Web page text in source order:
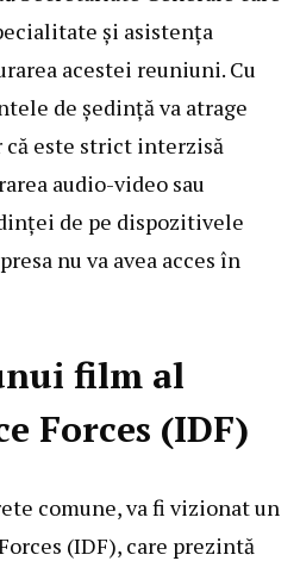
și asistența
acestei reuniuni. Cu
de ședință va atrage
este strict interzisă
audio-video sau
de pe dispozitivele
nu va avea acces în
film al
Forces (IDF)
comune, va fi vizionat un
(IDF), care prezintă